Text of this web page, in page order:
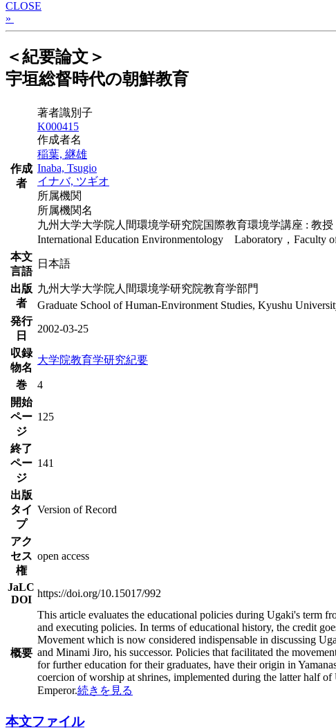
CLOSE
»
＜紀要論文＞
宇垣総督時代の朝鮮教育
作成
者
著者識別子
K000415
作成者名
稲葉, 継雄
Inaba, Tsugio
イナバ, ツギオ
所属機関
所属機関名
九州大学大学院人間環境学研究院国際教育環境学講座 : 教
International Education Environmentology Laboratory，Faculty
本文
言語
日本語
出版
者
九州大学大学院人間環境学研究院教育学部門
Graduate School of Human-Environment Studies, Kyushu
発行
日
2002-03-25
収録
物名
大学院教育学研究紀要
巻
4
開始
ペー
ジ
125
終了
ペー
ジ
141
出版
タイ
プ
Version of Record
アク
セス
権
open access
JaLC
DOI
https://doi.org/10.15017/992
概要
This article evaluates the educational policies during Ugaki's term
and executing policies. In terms of educational history, the credit
Movement which is now considered indispensable in discussing
and Minami Jiro, his successor. Policies that facilitated the
for further education for their graduates, have their origin in
coercion of worship at shrines, implemented during the latter half
Emperor.続きを見る
本文ファイル